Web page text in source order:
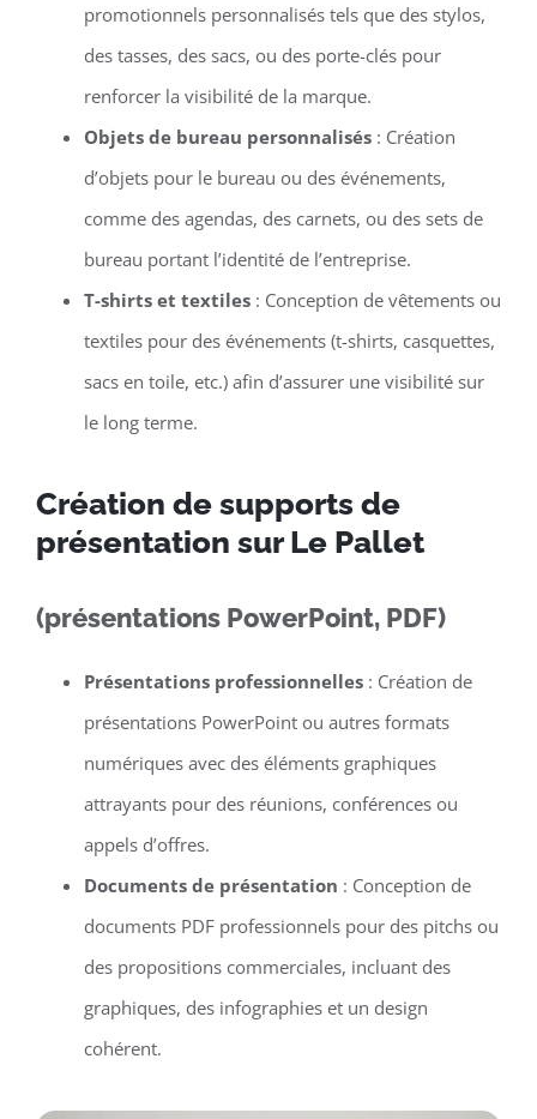
promotionnels personnalisés tels que des stylos,
des tasses, des sacs, ou des porte-clés pour
renforcer la visibilité de la marque.
Objets de bureau personnalisés: Création
d’objets pour le bureau ou des événements,
comme des agendas, des carnets, ou des sets de
bureau portant l’identité de l’entreprise.
T-shirts et textiles: Conception de vêtements ou
textiles pour des événements (t-shirts, casquettes,
sacs en toile, etc.) afin d’assurer une visibilité sur
le long terme.
Création de supports de
présentation sur Le Pallet
(présentations PowerPoint, PDF)
Présentations professionnelles: Création de
présentations PowerPoint ou autres formats
numériques avec des éléments graphiques
attrayants pour des réunions, conférences ou
appels d’offres.
Documents de présentation : Conception de
documents PDF professionnels pour des pitchs ou
des propositions commerciales, incluant des
graphiques, des infographies et un design
cohérent.